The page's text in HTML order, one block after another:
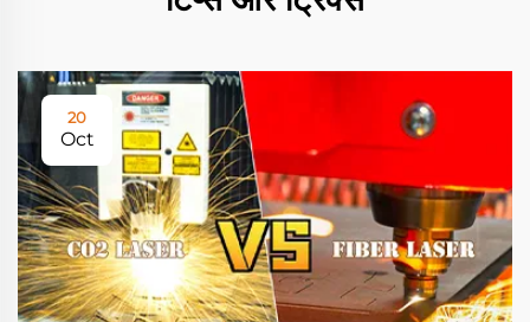
20
Oct